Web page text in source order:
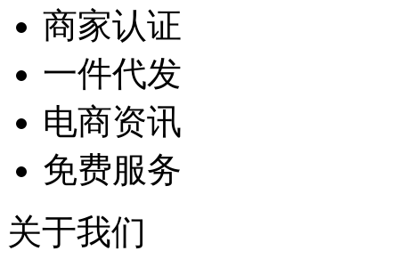
商家认证
一件代发
电商资讯
免费服务
关于我们